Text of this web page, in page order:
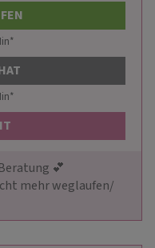
*
*
💕
mehr weglaufen/